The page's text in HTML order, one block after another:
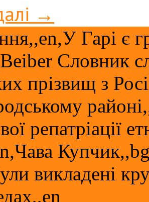
→
Гарі є
Словник
прізвищ з
репатріації
викладені